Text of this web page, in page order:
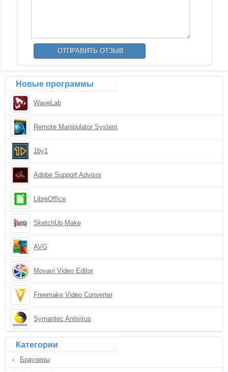
Новые программы
WaveLab
Remote Manipulator System
1by1
Adobe Support Advisor
LibreOffice
SketchUp Make
AVG
Movavi Video Editor
Freemake Video Converter
Symantec Antivirus
Категории
Браузеры